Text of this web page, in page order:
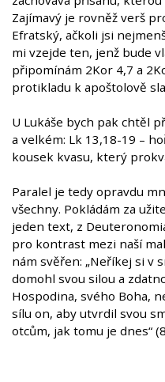
Zajímavý je rovněž verš
Efratský, ačkoli jsi
mi vzejde ten, jenž bude
připomínám 2Kor 4,7 a
protikladu k apoštolově
U Lukáše bych pak chtěl
a velkém: Lk 13,18-19 –
kousek kvasu, který
Paralel je tedy opravdu
všechny. Pokládám za
jeden text, z
pro kontrast mezi naší
nám svěřen: „Neříkej si v
domohl svou silou a
Hospodina, svého Boha,
sílu on, aby utvrdil svou
otcům, jak tomu je dnes“